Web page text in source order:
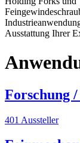
Ausstattung Ihrer
Forschung
401 Aussteller